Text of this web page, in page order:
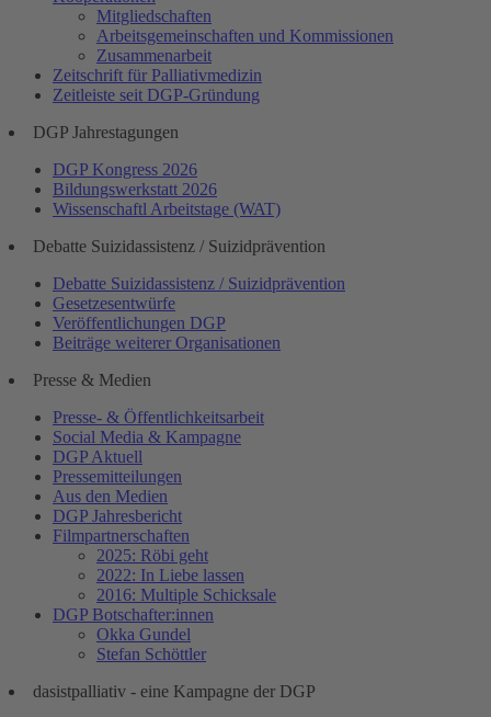
Mitgliedschaften
Arbeitsgemeinschaften und Kommissionen
Zusammenarbeit
Zeitschrift für Palliativmedizin
Zeitleiste seit DGP-Gründung
DGP Jahrestagungen
DGP Kongress 2026
Bildungswerkstatt 2026
Wissenschaftl Arbeitstage (WAT)
Debatte Suizidassistenz / Suizidprävention
Debatte Suizidassistenz / Suizidprävention
Gesetzesentwürfe
Veröffentlichungen DGP
Beiträge weiterer Organisationen
Presse & Medien
Presse- & Öffentlichkeitsarbeit
Social Media & Kampagne
DGP Aktuell
Pressemitteilungen
Aus den Medien
DGP Jahresbericht
Filmpartnerschaften
2025: Röbi geht
2022: In Liebe lassen
2016: Multiple Schicksale
DGP Botschafter:innen
Okka Gundel
Stefan Schöttler
dasistpalliativ - eine Kampagne der DGP